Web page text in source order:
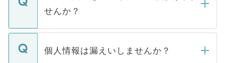
けない「非公開求人」です。非公開求人は
下記の理由によって、一般には公開してい
ません。
■応募殺到を避けるため 人気のある医療機
せんか？
転職・入職を強要することは一切ありませ
ん。また、仮に応募先から内定をいただい
個人情報は漏えいしませんか？